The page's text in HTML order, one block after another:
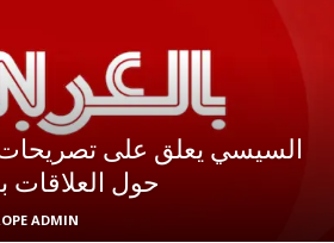
السيسي يعلق على تصريحات
حول العلاقات
ADMIN